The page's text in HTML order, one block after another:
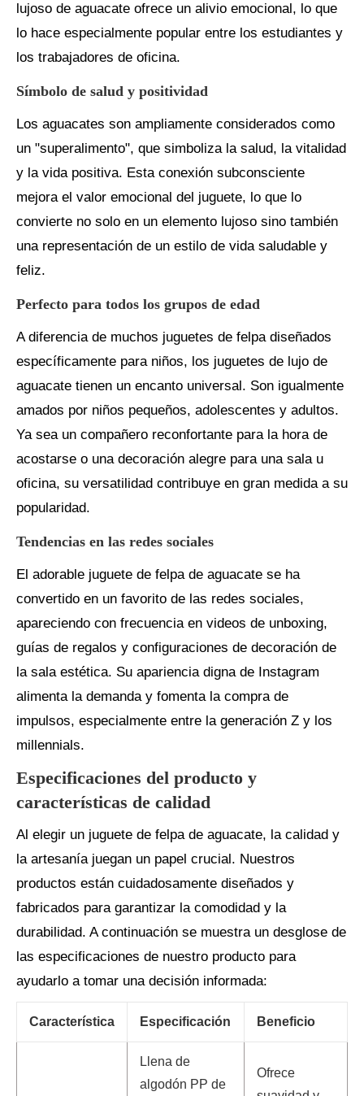
lujoso de aguacate ofrece un alivio emocional, lo que
lo hace especialmente popular entre los estudiantes y
los trabajadores de oficina.
Símbolo de salud y positividad
Los aguacates son ampliamente considerados como
un "superalimento", que simboliza la salud, la vitalidad
y la vida positiva. Esta conexión subconsciente
mejora el valor emocional del juguete, lo que lo
convierte no solo en un elemento lujoso sino también
una representación de un estilo de vida saludable y
feliz.
Perfecto para todos los grupos de edad
A diferencia de muchos juguetes de felpa diseñados
específicamente para niños, los juguetes de lujo de
aguacate tienen un encanto universal. Son igualmente
amados por niños pequeños, adolescentes y adultos.
Ya sea un compañero reconfortante para la hora de
acostarse o una decoración alegre para una sala u
oficina, su versatilidad contribuye en gran medida a su
popularidad.
Tendencias en las redes sociales
El adorable juguete de felpa de aguacate se ha
convertido en un favorito de las redes sociales,
apareciendo con frecuencia en videos de unboxing,
guías de regalos y configuraciones de decoración de
la sala estética. Su apariencia digna de Instagram
alimenta la demanda y fomenta la compra de
impulsos, especialmente entre la generación Z y los
millennials.
Especificaciones del producto y
características de calidad
Al elegir un juguete de felpa de aguacate, la calidad y
la artesanía juegan un papel crucial. Nuestros
productos están cuidadosamente diseñados y
fabricados para garantizar la comodidad y la
durabilidad. A continuación se muestra un desglose de
las especificaciones de nuestro producto para
ayudarlo a tomar una decisión informada:
Característica Especificación Beneficio
Llena de
algodón PP de
Ofrece